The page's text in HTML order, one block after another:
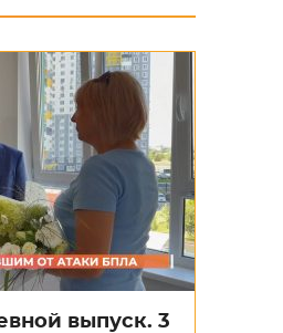
выпуск. 3